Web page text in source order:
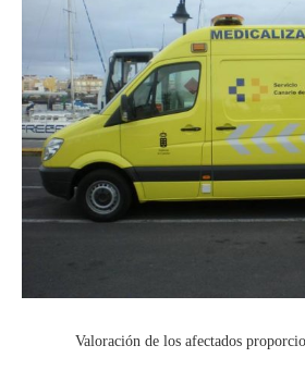
Valoración de los afectados